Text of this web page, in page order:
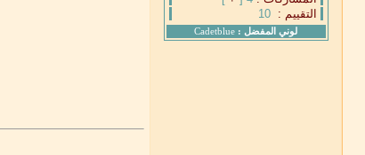
التقييم :10
لوني المفضل : Cadetblue